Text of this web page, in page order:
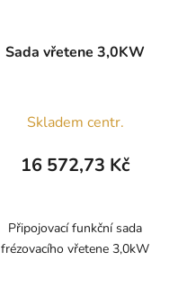
Sada vřetene 3,0KW
Skladem centr.
16 572,73 Kč
Připojovací funkční sada
frézovacího vřetene 3,0kW